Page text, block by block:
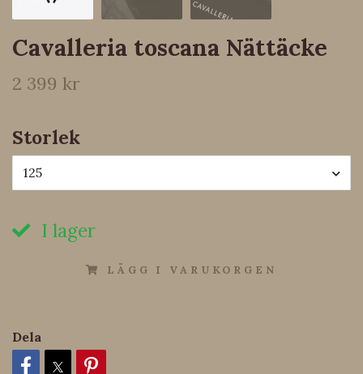
Cavalleria toscana Nättäcke
2 399 kr
Storlek
125
I lager
LÄGG I VARUKORGEN
Dela